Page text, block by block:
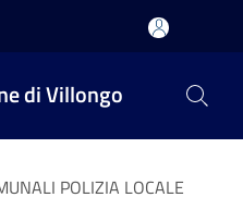
di Villongo
POLIZIA LOCALE